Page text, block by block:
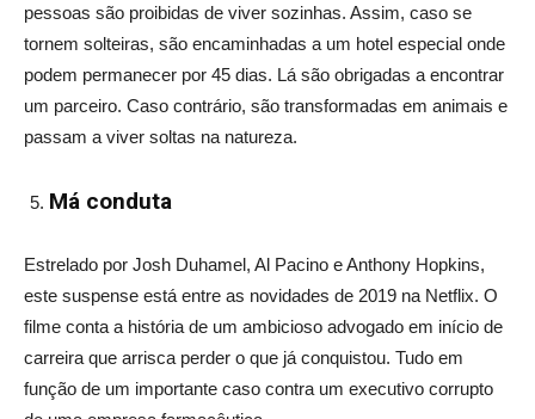
pessoas são proibidas de viver sozinhas. Assim, caso se
tornem solteiras, são encaminhadas a um hotel especial onde
podem permanecer por 45 dias. Lá são obrigadas a encontrar
um parceiro. Caso contrário, são transformadas em animais e
passam a viver soltas na natureza.
Má conduta
Estrelado por Josh Duhamel, Al Pacino e Anthony Hopkins,
este suspense está entre as novidades de 2019 na Netflix. O
filme conta a história de um ambicioso advogado em início de
carreira que arrisca perder o que já conquistou. Tudo em
função de um importante caso contra um executivo corrupto